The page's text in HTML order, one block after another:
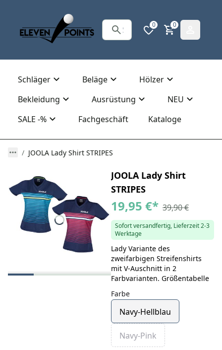
0 0
Schläger Beläge
Hölzer
Bekleidung
Ausrüstung
NEU
SALE -%
Fachgeschäft Kataloge
JOOLA Lady Shirt STRIPES
JOOLA Lady Shirt
STRIPES
19,95 €* 39,90 €
Sofort versandfertig, Lieferzeit 2-3
Werktage
Lady Variante des
zweifarbigen Streifenshirts
mit V-Auschnitt in 2
Farbvarianten. Größentabelle
Farbe
Navy-Hellblau
Navy-Pink